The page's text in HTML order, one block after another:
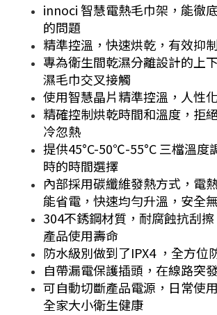
innoci 智慧電熱毛巾架，能徹
的問題
精準控溫，快速烘乾，有效抑
專為衛生間乾濕分離設計的上
濕毛巾交叉接觸
使用智慧晶片精準控溫，人性
精確控制烘乾時間和溫度，拒
冷忽熱
提供45°C-50℃-55°C 三檔溫度
時的時間選擇
內部採用碳纖維發熱方式，電
能省電，快速均勻升溫，安全
304不銹鋼材質，耐腐蝕抗刮
產品使用壽命
防水級別做到了IPX4 ，全方位
自帶漏電保護插頭，在線路突
可自動切斷產品電源，日常使
全家大小衛生健康